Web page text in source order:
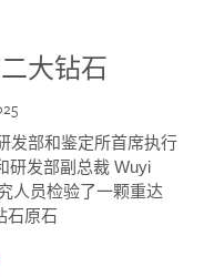
大钻石
发部和鉴定所首席执行
研发部副总裁 Wuyi
人员检验了一颗重达
石原石